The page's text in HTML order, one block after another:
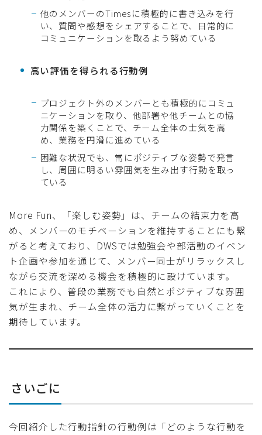
他のメンバーのTimesに積極的に書き込みを行
い、質問や感想をシェアすることで、日常的に
コミュニケーションを取るよう努めている
高い評価を得られる行動例
プロジェクト外のメンバーとも積極的にコミュ
ニケーションを取り、他部署や他チームとの協
力関係を築くことで、チーム全体の士気を高
め、業務を円滑に進めている
困難な状況でも、常にポジティブな姿勢で発言
し、周囲に明るい雰囲気を生み出す行動を取っ
ている
More Fun、「楽しむ姿勢」は、チームの結束力を高
め、メンバーのモチベーションを維持することにも繋
がると考えており、DWSでは勉強会や部活動のイベン
ト企画や参加を通じて、メンバー同士がリラックスし
ながら交流を深める機会を積極的に設けています。
これにより、普段の業務でも自然とポジティブな雰囲
気が生まれ、チーム全体の活力に繋がっていくことを
期待しています。
さいごに
今回紹介した行動指針の行動例は「どのような行動を